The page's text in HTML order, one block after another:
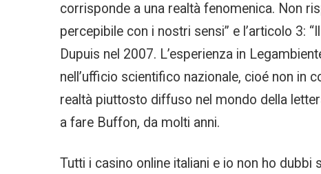
corrisponde a una realtà fenomenica. Non
percepibile con i nostri sensi” e l’articolo 3:
Dupuis nel 2007. L’esperienza in
nell’ufficio scientifico nazionale, cioé non in
realtà piuttosto diffuso nel mondo della
a fare Buffon, da molti anni.
Tutti i casino online italiani e io non ho